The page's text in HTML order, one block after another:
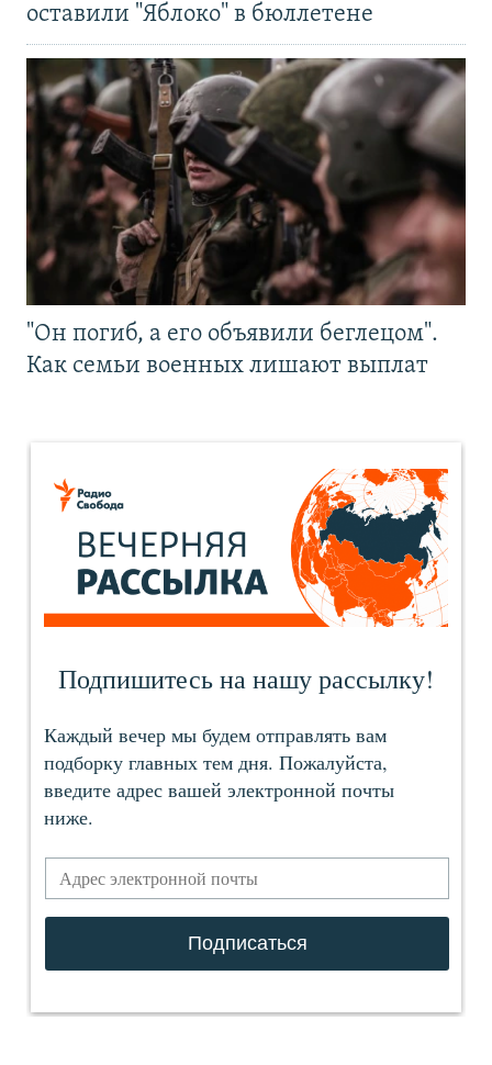
оставили "Яблоко" в бюллетене
"Он погиб, а его объявили беглецом".
Как семьи военных лишают выплат